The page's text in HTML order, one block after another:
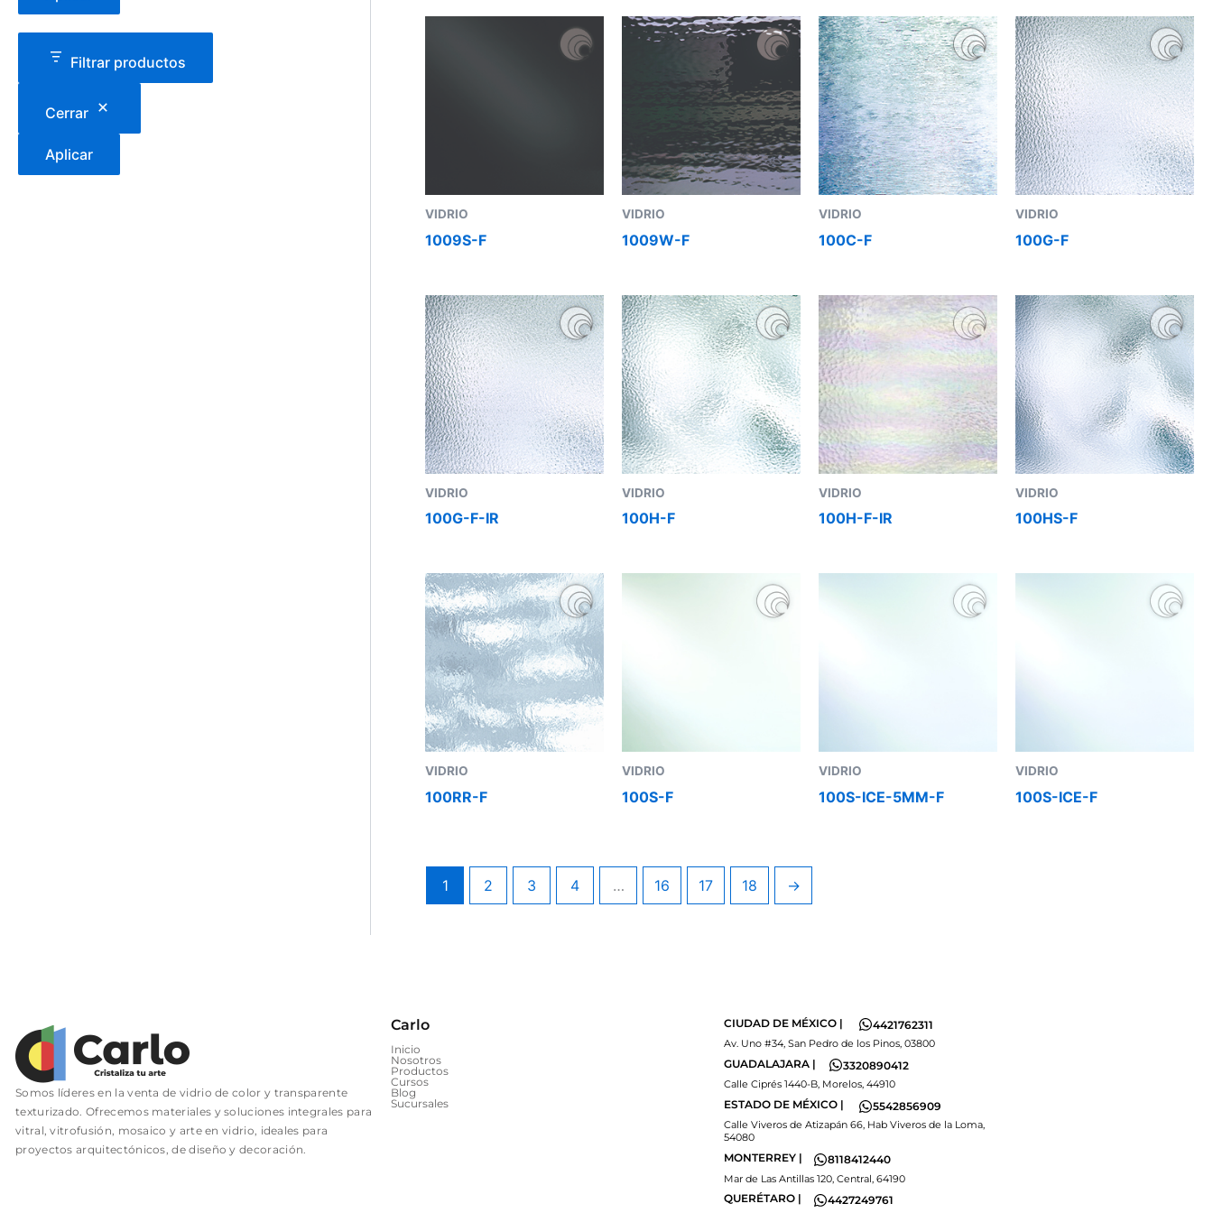
Filtrar productos
Cerrar
Aplicar
VIDRIO
1009S-F
VIDRIO
1009W-F
VIDRIO
100C-F
VIDRIO
100G-F
VIDRIO
100G-F-IR
VIDRIO
100H-F
VIDRIO
100H-F-IR
VIDRIO
100HS-F
VIDRIO
100RR-F
VIDRIO
100S-F
VIDRIO
100S-ICE-5MM-F
VIDRIO
100S-ICE-F
1 2 3 4 … 16 17 18 →
Somos líderes en la venta de vidrio de color y transparente
texturizado. Ofrecemos materiales y soluciones integrales para
vitral, vitrofusión, mosaico y arte en vidrio, ideales para
proyectos arquitectónicos, de diseño y decoración.
Carlo
Inicio
Nosotros
Productos
Cursos
Blog
Sucursales
CIUDAD DE MÉXICO | 4421762311
Av. Uno #34, San Pedro de los Pinos, 03800
GUADALAJARA | 3320890412
Calle Ciprés 1440-B, Morelos, 44910
ESTADO DE MÉXICO | 5542856909
Calle Viveros de Atizapán 66, Hab Viveros de la Loma,
54080
MONTERREY | 8118412440
Mar de Las Antillas 120, Central, 64190
QUERÉTARO | 4427249761